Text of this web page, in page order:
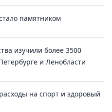
памятником
изучили более 3500
и Ленобласти
на спорт и здоровый